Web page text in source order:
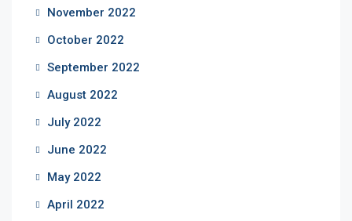
November 2022
October 2022
September 2022
August 2022
July 2022
June 2022
May 2022
April 2022